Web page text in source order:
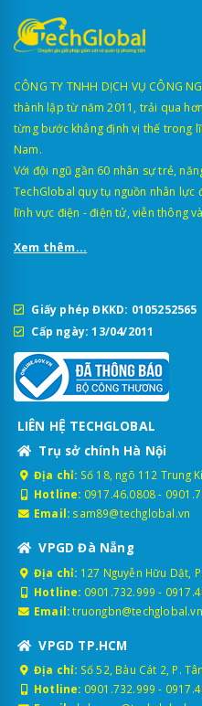
CÔNG TY TNHH DỊCH VỤ CÔNG
thành lập từ năm 2011, trải qua
từng bước khẳng định vị thế trong
Nam.
Với đội ngũ gần 60 nhân sự trẻ,
TechGlobal quy tụ nguồn nhân lực
lĩnh vực điện - điện tử, viễn thông
Xem thêm...
Giấy phép ĐKKD: 0105252565
Cấp ngày: 13/04/2011
LIÊN HỆ TECHGLOBAL
Trụ sở chính Hà Nội
Địa chỉ: Số 18, ngõ 112 Trung
Hotline: 0917.46.0808-
Email: sam89@techglobal.vn
VPGD Đà Nẵng
Địa chỉ: 127 Nguyễn Hữu Dật,
Hotline: 0901.732.999 -
Email: truongbn@techglobal.vn
VPGD TP.HCM
Địa chỉ: Số 52, Bàu Cát 2, P.
Hotline: 0901.732.999 -